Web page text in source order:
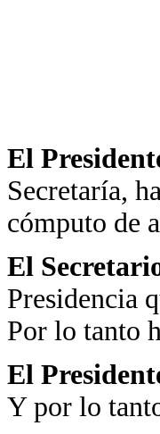
El
Secretaría,
cómputo de
El
Presidencia
Por lo tanto
El
Y por lo